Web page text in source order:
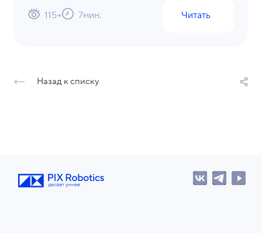
115+ 7мин. Читать
Назад к списку